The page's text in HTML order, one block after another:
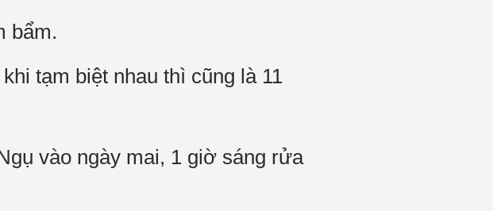
bẩm.
tạm biệt nhau thì cũng là 11
vào ngày mai, 1 giờ sáng rửa